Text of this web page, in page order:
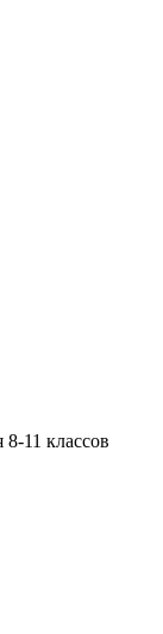
11 классов